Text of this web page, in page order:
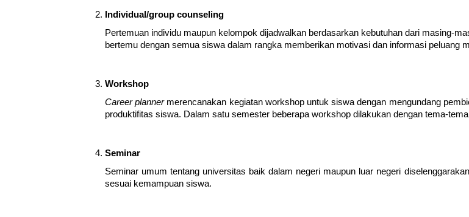
Individual/group counseling
Pertemuan individu maupun kelompok dijadwalkan berdasarkan kebutuhan dari masing-
bertemu dengan semua siswa dalam rangka memberikan motivasi dan informasi peluang
Workshop
Career planner merencanakan kegiatan workshop untuk siswa dengan mengundang
produktifitas siswa. Dalam satu semester beberapa workshop dilakukan dengan tema-
Seminar
Seminar umum tentang universitas baik dalam negeri maupun luar negeri
sesuai kemampuan siswa.